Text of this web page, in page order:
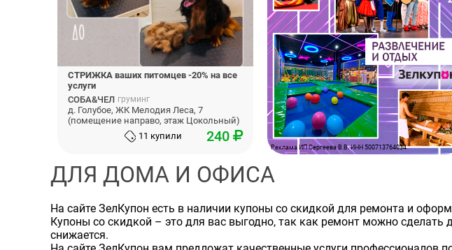
СТРИЖКА ваших питомцев -20% на все
услуги
СОБА&ЧЕЛ груминг
д. Голубое, ЖК Мелодия Леса, 7
(помещение направо, этаж Цокольный)
11 купили
240
Реклама ИП Сергеева В.В. ИНН 500713764034
ДЛЯ ДОМА И ОФИСА
На сайте ЗелКупон есть в наличии купоны со скидкой для ремонта и
Купоны со скидкой – это для вас выгодно, так как ремонт можно
снижается.